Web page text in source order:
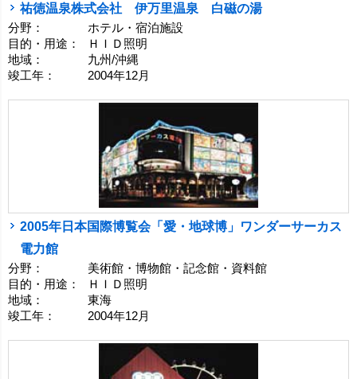
祐徳温泉株式会社 伊万里温泉 白磁の湯
分野：
ホテル・宿泊施設
目的・用途：
ＨＩＤ照明
地域：
九州/沖縄
竣工年：
2004年12月
2005年日本国際博覧会「愛・地球博」ワンダーサーカス
電力館
分野：
美術館・博物館・記念館・資料館
目的・用途：
ＨＩＤ照明
地域：
東海
竣工年：
2004年12月